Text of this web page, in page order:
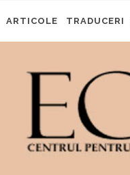
ARTICOLE TRADUCERI